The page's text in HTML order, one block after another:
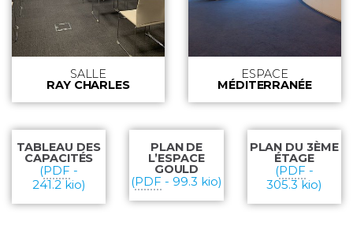
SALLE
RAY CHARLES
ESPACE
MÉDITERRANÉE
TABLEAU DES
CAPACITÉS
(PDF -
241.2 kio)
PLAN DE
L’ESPACE
GOULD
(PDF - 99.3 kio)
PLAN DU 3ÈME
ÉTAGE
(PDF -
305.3 kio)